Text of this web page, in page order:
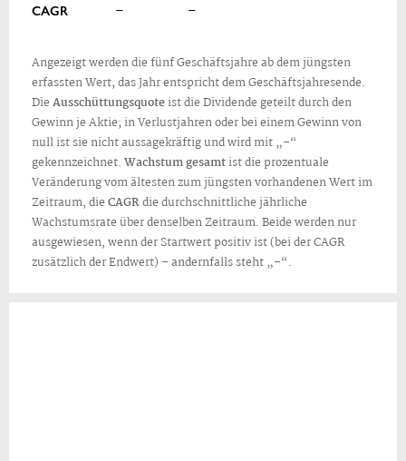
CAGR – –
Angezeigt werden die fünf Geschäftsjahre ab dem jüngsten
erfassten Wert, das Jahr entspricht dem Geschäftsjahresende.
DieAusschüttungsquoteist die Dividende geteilt durch den
Gewinn je Aktie; in Verlustjahren oder bei einem Gewinn von
null ist sie nicht aussagekräftig und wird mit „–“
gekennzeichnet.Wachstum gesamtist die prozentuale
Veränderung vom ältesten zum jüngsten vorhandenen Wert im
Zeitraum, dieCAGRdie durchschnittliche jährliche
Wachstumsrate über denselben Zeitraum. Beide werden nur
ausgewiesen, wenn der Startwert positiv ist (bei der CAGR
zusätzlich der Endwert) – andernfalls steht „–“.